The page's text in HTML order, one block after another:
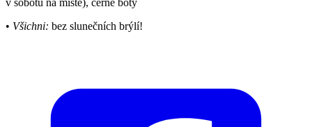
v sobotu na místě), černé boty
• Všichni: bez slunečních brýlí!